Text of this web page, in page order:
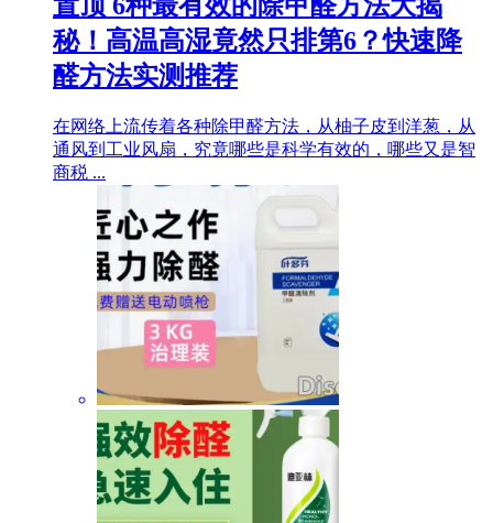
秘！高温高湿竟然只排第6？快速降
醛方法实测推荐
在网络上流传着各种除甲醛方法，从柚子皮到洋葱，从
通风到工业风扇，究竟哪些是科学有效的，哪些又是智
商税 ...